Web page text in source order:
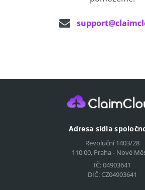
Adresa sídla
Revoluční 1403/28
110 00, Praha - Nové
IČ: 04903641
DIČ: CZ04903641